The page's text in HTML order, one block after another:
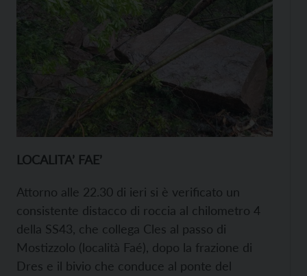
LOCALITA’ FAE’
Attorno alle 22.30 di ieri si è verificato un
consistente distacco di roccia al chilometro 4
della SS43, che collega Cles al passo di
Mostizzolo (località Faé), dopo la frazione di
Dres e il bivio che conduce al ponte del